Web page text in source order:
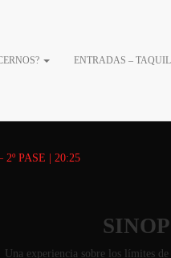
ENTRADAS –
PASE | 20:25
Una experiencia sobre los límites